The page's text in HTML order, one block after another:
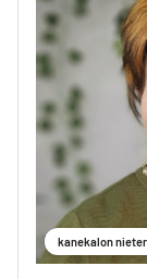
kanekalon